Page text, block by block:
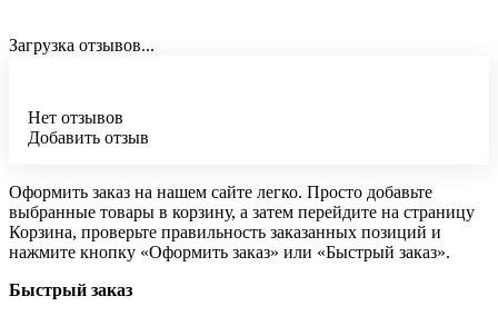
Загрузка отзывов...
Нет отзывов
Добавить отзыв
Оформить заказ на нашем сайте легко. Просто добавьте
выбранные товары в корзину, а затем перейдите на страницу
Корзина, проверьте правильность заказанных позиций и
нажмите кнопку «Оформить заказ» или «Быстрый заказ».
Быстрый заказ